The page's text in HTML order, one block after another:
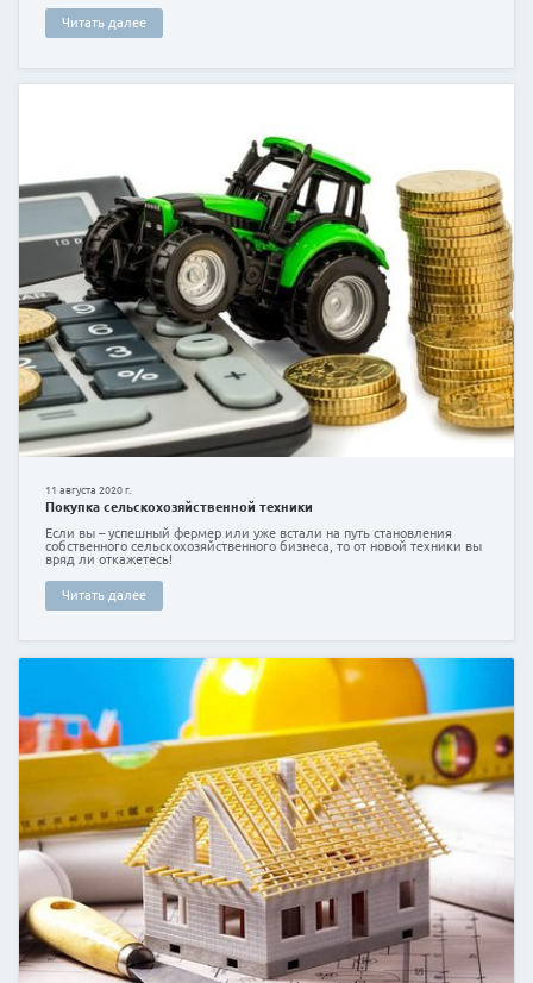
25 июля 2020 г.
Рефинансирование кредитов
Ощущение того, что у вас нет финансовых
радовать. Как определяется этот параметр?
Читать далее